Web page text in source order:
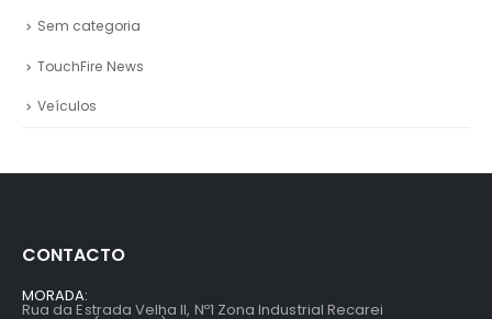
Sem categoria
TouchFire News
Veículos
CONTACTO
MORADA:
Rua da Estrada Velha II, Nº1 Zona Industrial Recarei